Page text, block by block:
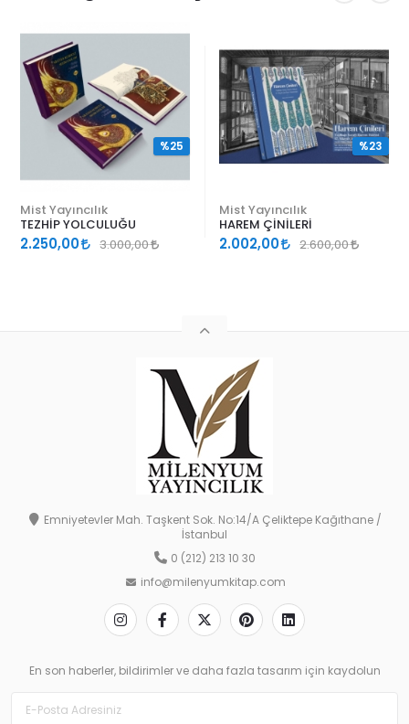
Mist Yayıncılık
TEZHİP YOLCULUĞU
2.250,00 3.000,00
%25
Mist Yayıncılık
HAREM ÇİNİLERİ
2.002,00 2.600,00
%23
Emniyetevler Mah. Taşkent Sok. No:14/A Çeliktepe Kağıthane /
İstanbul
0 (212) 213 10 30
info@milenyumkitap.com
En son haberler, bildirimler ve daha fazla tasarım için kaydolun